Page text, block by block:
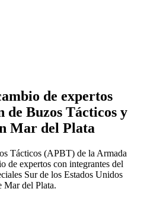
de expertos
Buzos Tácticos y
Mar del Plata
Tácticos (APBT) de la Armada
de expertos con integrantes del
Sur de los Estados Unidos
Mar del Plata.